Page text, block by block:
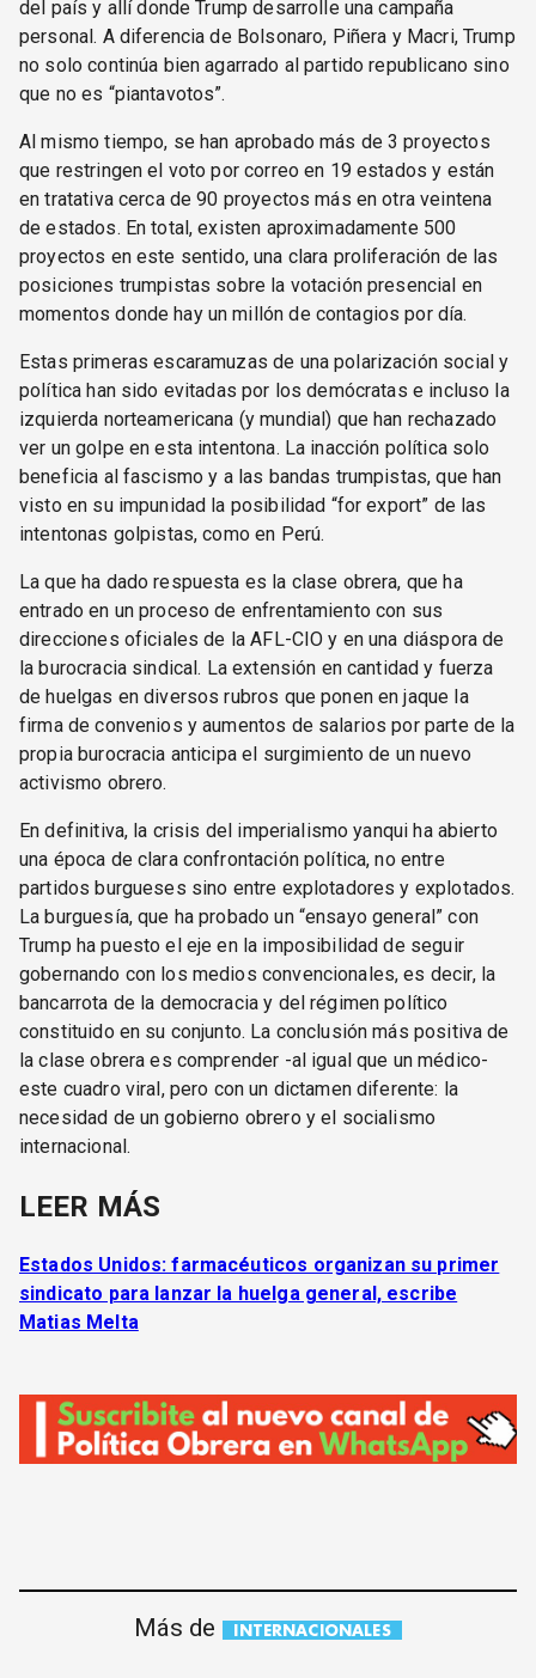
del país y allí donde Trump desarrolle una campaña
personal. A diferencia de Bolsonaro, Piñera y Macri, Trump
no solo continúa bien agarrado al partido republicano sino
que no es “piantavotos”.
Al mismo tiempo, se han aprobado más de 3 proyectos
que restringen el voto por correo en 19 estados y están
en tratativa cerca de 90 proyectos más en otra veintena
de estados. En total, existen aproximadamente 500
proyectos en este sentido, una clara proliferación de las
posiciones trumpistas sobre la votación presencial en
momentos donde hay un millón de contagios por día.
Estas primeras escaramuzas de una polarización social y
política han sido evitadas por los demócratas e incluso la
izquierda norteamericana (y mundial) que han rechazado
ver un golpe en esta intentona. La inacción política solo
beneficia al fascismo y a las bandas trumpistas, que han
visto en su impunidad la posibilidad “for export” de las
intentonas golpistas, como en Perú.
La que ha dado respuesta es la clase obrera, que ha
entrado en un proceso de enfrentamiento con sus
direcciones oficiales de la AFL-CIO y en una diáspora de
la burocracia sindical. La extensión en cantidad y fuerza
de huelgas en diversos rubros que ponen en jaque la
firma de convenios y aumentos de salarios por parte de la
propia burocracia anticipa el surgimiento de un nuevo
activismo obrero.
En definitiva, la crisis del imperialismo yanqui ha abierto
una época de clara confrontación política, no entre
partidos burgueses sino entre explotadores y explotados.
La burguesía, que ha probado un “ensayo general” con
Trump ha puesto el eje en la imposibilidad de seguir
gobernando con los medios convencionales, es decir, la
bancarrota de la democracia y del régimen político
constituido en su conjunto. La conclusión más positiva de
la clase obrera es comprender -al igual que un médico-
este cuadro viral, pero con un dictamen diferente: la
necesidad de un gobierno obrero y el socialismo
internacional.
LEER MÁS
Estados Unidos: farmacéuticos organizan su primer
sindicato para lanzar la huelga general, escribe
Matias Melta
Más de INTERNACIONALES